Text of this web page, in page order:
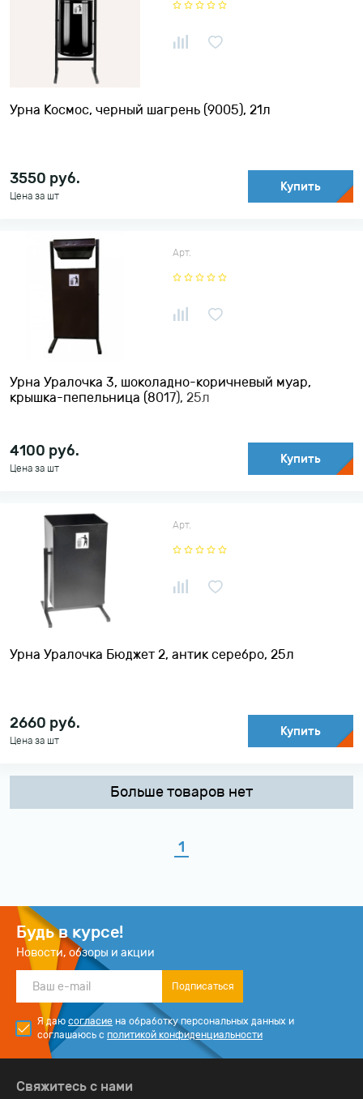
Урна Космос, черный шагрень (9005), 21л
3550 руб.
Цена за шт
Купить
Урна Уралочка 3, шоколадно-коричневый муар,
крышка-пепельница (8017), 25л
Арт.
4100 руб.
Цена за шт
Купить
Урна Уралочка Бюджет 2, антик серебро, 25л
Арт.
2660 руб.
Цена за шт
Купить
Больше товаров нет
1
Будь в курсе!
Новости, обзоры и акции
Подписаться
Я даю согласие на обработку персональных данных и
соглашаюсь с политикой конфиденциальности
Свяжитесь с нами